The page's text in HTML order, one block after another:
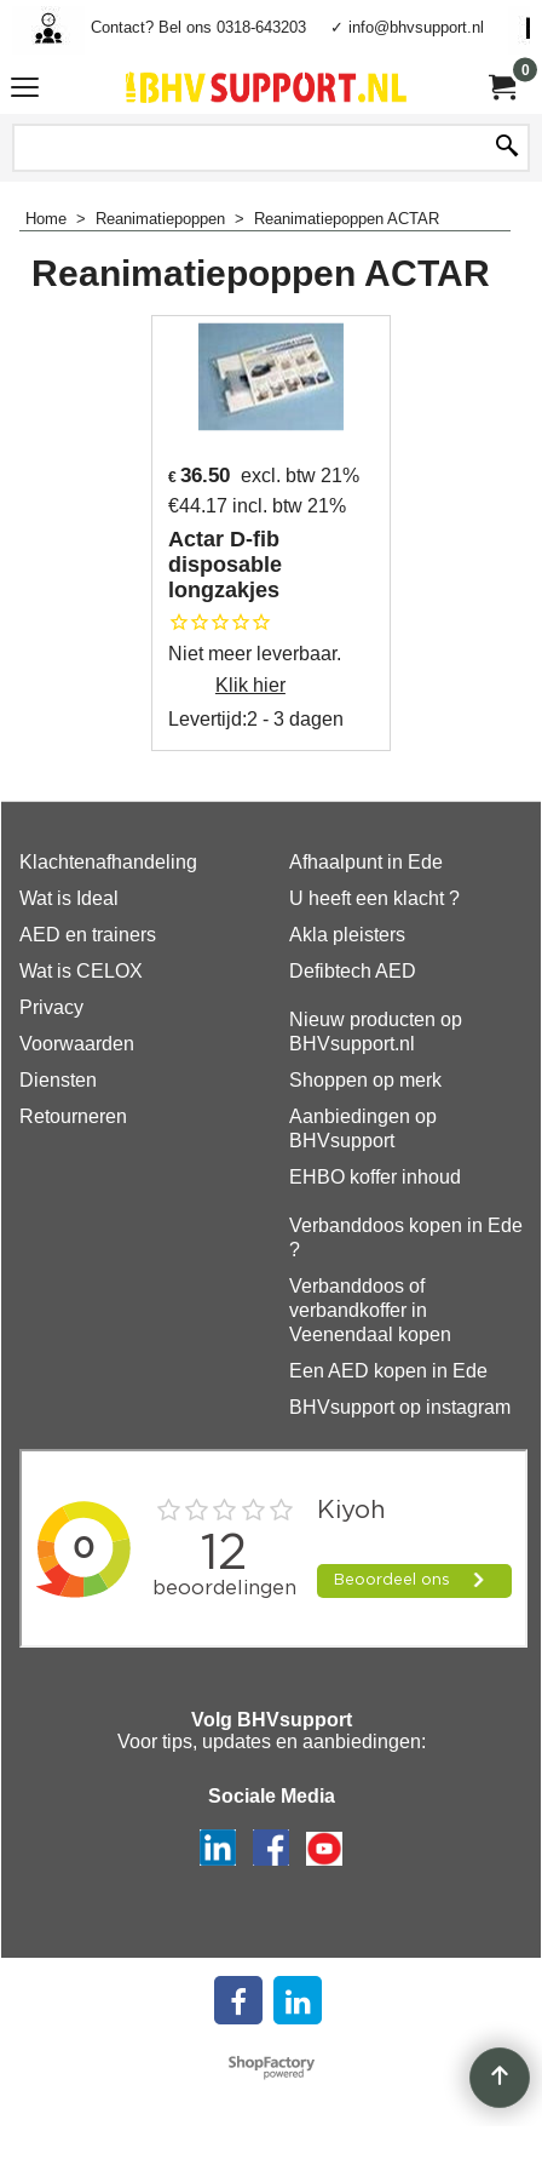
Contact? Bel ons 0318-643203 ✓ info@bhvsupport.nl
0
Home > Reanimatiepoppen > Reanimatiepoppen ACTAR
Reanimatiepoppen ACTAR
€ 36.50 excl. btw 21%
€44.17 incl. btw 21%
Actar D-fib
disposable
longzakjes
Niet meer leverbaar.
Klik hier
Levertijd:2 - 3 dagen
Klachtenafhandeling
Wat is Ideal
AED en trainers
Wat is CELOX
Privacy
Voorwaarden
Diensten
Retourneren
Afhaalpunt in Ede
U heeft een klacht ?
Akla pleisters
Defibtech AED
Nieuw producten op
BHVsupport.nl
Shoppen op merk
Aanbiedingen op
BHVsupport
EHBO koffer inhoud
Verbanddoos kopen in Ede
?
Verbanddoos of
verbandkoffer in
Veenendaal kopen
Een AED kopen in Ede
BHVsupport op instagram
Volg BHVsupport
Voor tips, updates en aanbiedingen:
Sociale Media
Webwinkel gemaakt met
ShopFactory webwinkel